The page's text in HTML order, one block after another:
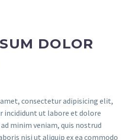
DOLOR
consectetur adipisicing elit,
incididunt ut labore et dolore
minim veniam, quis nostrud
nisi ut aliquip ex ea commodo